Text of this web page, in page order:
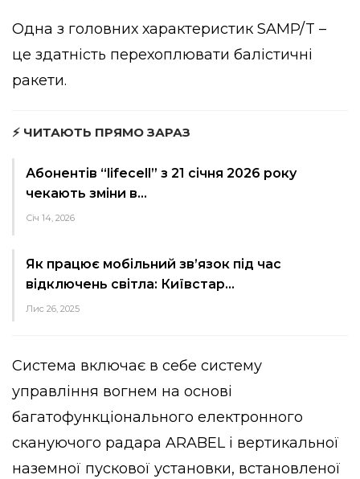
Одна з головних характеристик SAMP/T –
це здатність перехоплювати балістичні
ракети.
⚡ ЧИТАЮТЬ ПРЯМО ЗАРАЗ
Абонентів “lifecell” з 21 січня 2026 року
чекають зміни в…
Січ 14, 2026
Як працює мобільний зв’язок під час
відключень світла: Київстар…
Лис 26, 2025
Система включає в себе систему
управління вогнем на основі
багатофункціонального електронного
скануючого радара ARABEL і вертикальної
наземної пускової установки, встановленої